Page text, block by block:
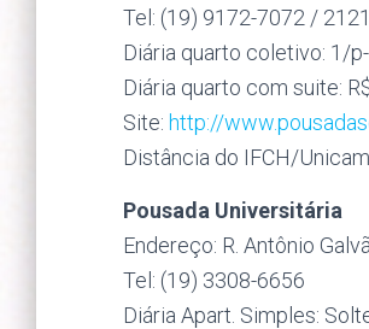
Tel: (19) 9172-7072 /
Diária quarto coletivo: 1/
Diária quarto com suite:
Site: http://
Distância do IFCH/
Pousada Universitária
Endereço: R. Antônio
Tel: (19) 3308-6656
Diária Apart. Simples: